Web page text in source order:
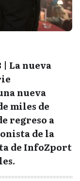
| La nueva
nueva
miles de
regreso a
de la
de InfoZport